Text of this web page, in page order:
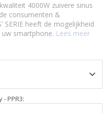
4000W zuivere sinus
consumenten &
SERIE heeft de mogelijkheid
smartphone. Lees meer
PPR3: